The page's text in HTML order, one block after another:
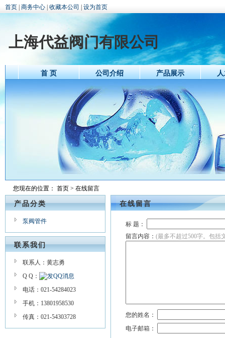
首页 商务中心 收藏本公司 设为首页
上海代益阀门有限公司
首 页 公司介绍 产品展示
您现在的位置： 首页 > 在线留言
产品分类
泵阀管件
联系我们
联系人：黄志勇
Q Q：
电话：021-54284023
手机：13801958530
传真：021-54303728
在线留言
标 题：
留言内容： (最多不超过500字。包括
您的姓名：
电子邮箱：